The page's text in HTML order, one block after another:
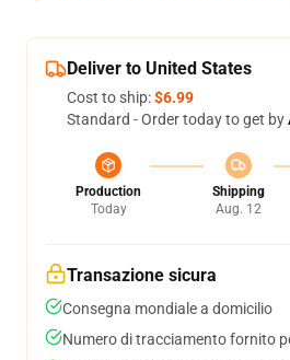
Deliver to United States
Cost to ship:$6.99
Standard - Order today to get by
Production
Today
Shipping
Aug. 12
Transazione sicura
Consegna mondiale a domicilio
Numero di tracciamento fornito